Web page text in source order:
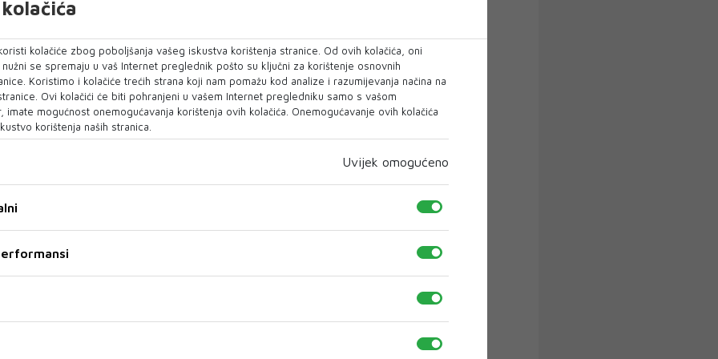
optužuje Zapad što jasno nije označio Bakira
za propast zadnje runde pregovora oko Izbornog
akteri nepromišljeno poručivali kako izbora
pritisak i ohrabrili Izetbegovića da odbije sve
Čović opet mogu biti zadovoljni gubitničkim raspletom
političke benefite optužujući jedan drugoga.
detaljima činio velike pa i čudne ustupke, oko
ili nadležnosti Doma naroda. To je primijetio Slaven
stranke poručivši da je za Hrvate prava sreća
Konaković, jedan od Izetbegovićevih jamaca,
ima političare, ali nema državnike. Konaković je
spletkarenje o čemu će sljedećih dana biti
kolačiće zbog poboljšanja vašeg iskustva korištenja stranice. Od ovih kolačića, oni
se spremaju u vaš Internet preglednik pošto su ključni za korištenje osnovnih
Koristimo i kolačiće trećih strana koji nam pomažu kod analize i razumijevanja načina na
Ovi kolačići će biti pohranjeni u vašem Internet pregledniku samo s vašom
imate mogućnost onemogućavanja korištenja ovih kolačića. Onemogućavanje ovih kolačića
korištenja naših stranica.
Uvijek omogućeno